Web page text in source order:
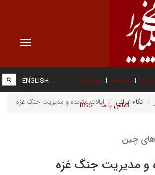
Toggle
ما عضویت پیوند ها
تماس با ما RSS
ENGLISH
نگاه ایرانی ایالات متحده و مدیریت جنگ غزه
های چین
و مدیریت جنگ غزه